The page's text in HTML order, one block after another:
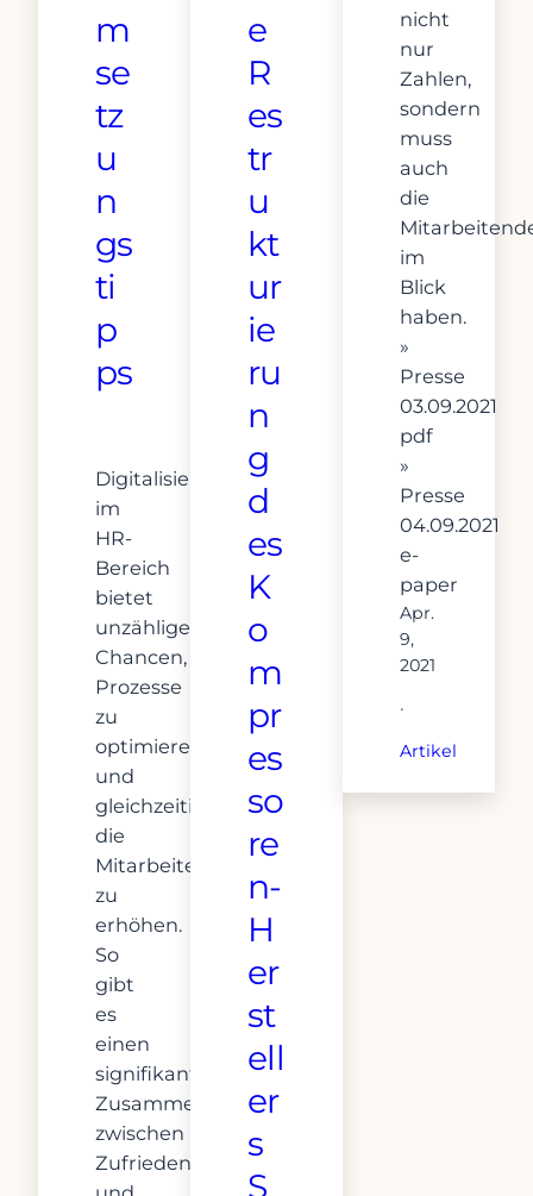
m
se
tz
u
n
gs
ti
p
ps
Digitalisierung
im
HR-
Bereich
bietet
unzählige
Chancen,
Prozesse
zu
optimieren
und
gleichzeitig
die
Mitarbeiterzufriedenheit
zu
erhöhen.
So
gibt
es
einen
signifikanten
Zusammenhang
zwischen
Zufriedenheit
e
R
es
tr
u
kt
ur
ie
ru
n
g
d
es
K
o
m
pr
es
so
re
n-
H
er
st
ell
er
s
S
nicht
nur
Zahlen,
sondern
muss
auch
die
im
Blick
haben.
»
Presse
03.09.2021
pdf
»
Presse
04.09.2021
e-
paper
Apr.
9,
2021
·
Artikel